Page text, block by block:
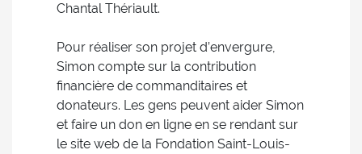
Chantal Thériault.
Pour réaliser son projet d’envergure,
Simon compte sur la contribution
financière de commanditaires et
donateurs. Les gens peuvent aider Simon
et faire un don en ligne en se rendant sur
le site web de la Fondation Saint-Louis-